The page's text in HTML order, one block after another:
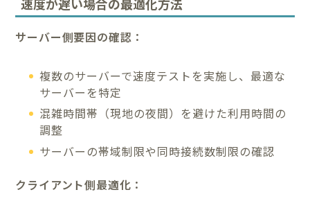
サーバー側要因の確認：
複数のサーバーで速度テストを実施し、最適な
サーバーを特定
混雑時間帯（現地の夜間）を避けた利用時間の
調整
サーバーの帯域制限や同時接続数制限の確認
クライアント側最適化：